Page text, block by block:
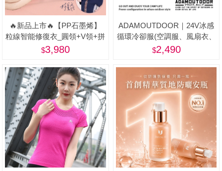
🔥新品上市🔥【PP石墨烯】
粒線智能修復衣_圓領+V領+拼
接 3件/組-美
3,980
ADAMOUTDOOR｜24V冰感
循環冷卻服(空調服、風扇衣、
戶外、釣魚背心)
2,490